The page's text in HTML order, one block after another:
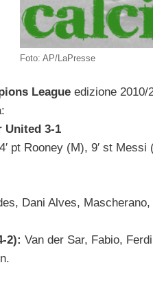
Foto: AP/LaPresse
League edizione 2010/
United 3-1
pt Rooney (M), 9′ st Messi
Dani Alves,
2): Van der Sar, Fabio,